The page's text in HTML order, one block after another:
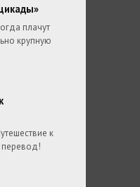
плачут
крупную
к
перевод!